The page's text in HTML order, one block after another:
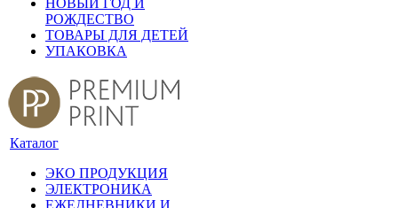
НОВЫЙ ГОД И
РОЖДЕСТВО
ТОВАРЫ ДЛЯ ДЕТЕЙ
УПАКОВКА
Каталог
ЭКО ПРОДУКЦИЯ
ЭЛЕКТРОНИКА
ЕЖЕДНЕВНИКИ И